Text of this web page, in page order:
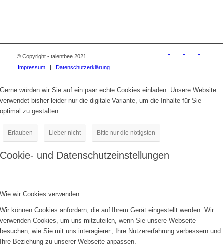
© Copyright - talentbee 2021
Impressum
Datenschutzerklärung
Gerne würden wir Sie auf ein paar echte Cookies einladen. Unsere Website
verwendet bisher leider nur die digitale Variante, um die Inhalte für Sie
optimal zu gestalten.
Erlauben Lieber nicht Bitte nur die nötigsten
Cookie- und Datenschutzeinstellungen
Wie wir Cookies verwenden
Wir können Cookies anfordern, die auf Ihrem Gerät eingestellt werden. Wir
verwenden Cookies, um uns mitzuteilen, wenn Sie unsere Webseite
besuchen, wie Sie mit uns interagieren, Ihre Nutzererfahrung verbessern und
Ihre Beziehung zu unserer Webseite anpassen.